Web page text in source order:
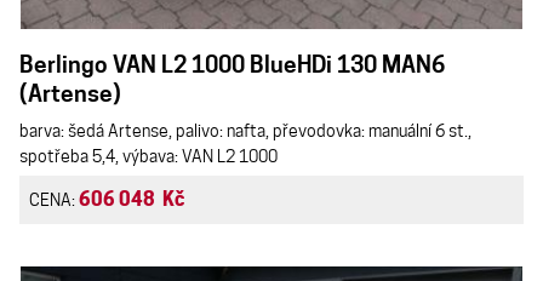
Berlingo VAN L2 1000 BlueHDi 130 MAN6
(Artense)
barva: šedá Artense, palivo: nafta, převodovka: manuální 6 st.,
spotřeba 5,4, výbava: VAN L2 1000
CENA:606 048 Kč